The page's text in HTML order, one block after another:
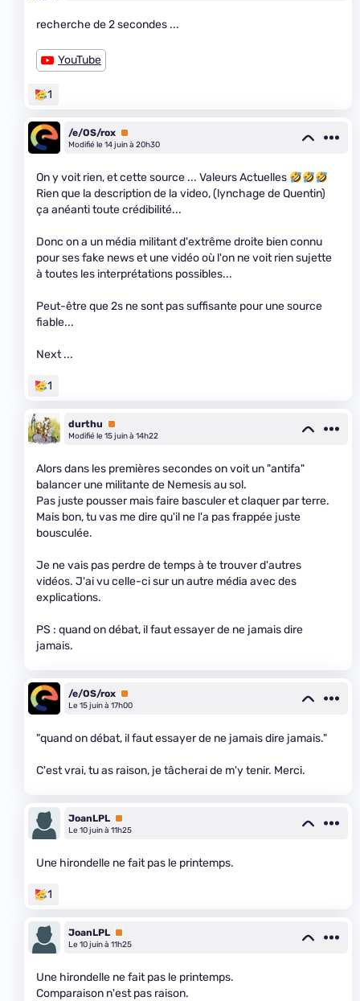
recherche de 2 secondes ...
YouTube
1
/e/OS/rox Premium
Modifié le 14 juin à 20h30
On y voit rien, et cette source ... Valeurs Actuelles
Rien que la description de la video, (lynchage de Quentin)
ça anéanti toute crédibilité...
Donc on a un média militant d'extrême droite bien connu
pour ses fake news et une vidéo où l'on ne voit rien sujette
à toutes les interprétations possibles...
Peut-être que 2s ne sont pas suffisante pour une source
fiable...
Next ...
1
durthu
Premium
Modifié le 15 juin à 14h22
Alors dans les premières secondes on voit un "antifa"
balancer une militante de Nemesis au sol.
Pas juste pousser mais faire basculer et claquer par terre.
Mais bon, tu vas me dire qu'il ne l'a pas frappée juste
bousculée.
Je ne vais pas perdre de temps à te trouver d'autres
vidéos. J'ai vu celle-ci sur un autre média avec des
explications.
PS : quand on débat, il faut essayer de ne jamais dire
jamais.
/e/OS/rox Premium
Le 15 juin à 17h00
"quand on débat, il faut essayer de ne jamais dire jamais."
C'est vrai, tu as raison, je tâcherai de m'y tenir. Merci.
JoanLPL Premium
Le 10 juin à 11h25
Une hirondelle ne fait pas le printemps.
1
JoanLPL Premium
Le 10 juin à 11h25
Une hirondelle ne fait pas le printemps.
Comparaison n'est pas raison.